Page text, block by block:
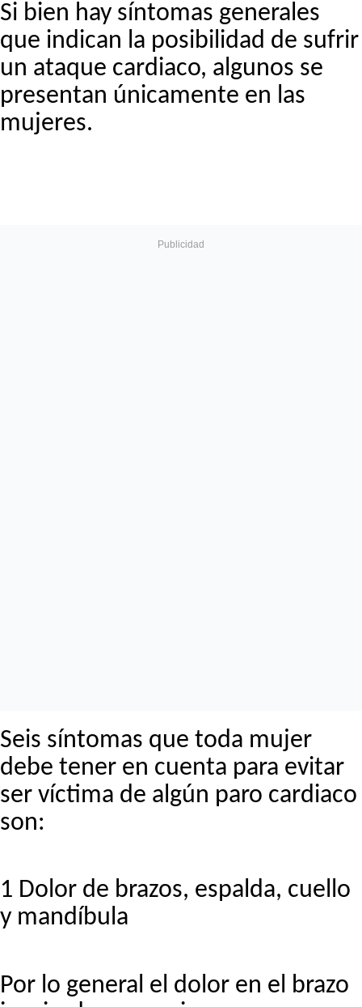
Si bien hay síntomas generales
que indican la posibilidad de sufrir
un ataque cardiaco, algunos se
presentan únicamente en las
mujeres.
Seis síntomas que toda mujer
debe tener en cuenta para evitar
ser víctima de algún paro cardiaco
son:
1 Dolor de brazos, espalda, cuello
y mandíbula
Por lo general el dolor en el brazo